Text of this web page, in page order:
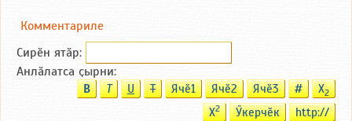
Комментариле
Сирӗн ятӑp:
Анлӑлатса ҫырни:
B T U T Ячӗ1 Ячӗ2 Ячӗ3 # X2
X2 Ӳкерчӗк http://